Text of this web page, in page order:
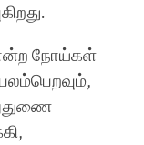
நோய்கள்